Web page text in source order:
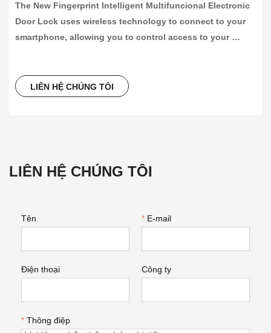
The New Fingerprint Intelligent Multifuncional Electronic
Door Lock uses wireless technology to connect to your
smartphone, allowing you to control access to your
the need for keys or access codes. Excluding the
fingerprint, it also supports app, password, key, remote
LIÊN HỆ CHÚNG TÔI
LIÊN HỆ CHÚNG TÔI
Tên * E-mail
Điện thoại Công ty
* Thông điệp